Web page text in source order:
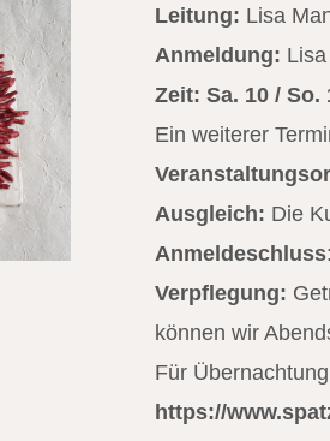
Leitung: Lisa
Anmeldung:
Zeit: Sa. 10 / So.
Ein weiterer
Ausgleich: Die
Anmeldeschluss
Verpflegung:
können wir
Für
https://